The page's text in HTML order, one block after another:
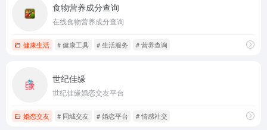
食物营养成分查询
在线食物营养成分查询
健康生活 # 健康工具 # 生活服务 # 营养查询
世纪佳缘
世纪佳缘婚恋交友平台
婚恋交友 # 同城交友 # 婚恋平台 # 情感社交